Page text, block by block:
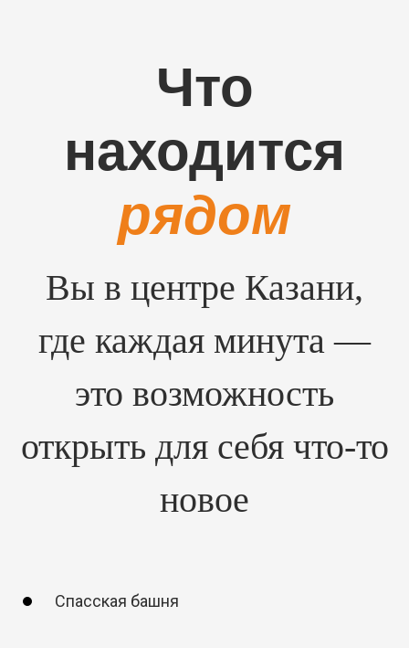
Что
находится
рядом
Вы в центре Казани,
где каждая минута —
это возможность
открыть для себя что-то
новое
Спасская башня